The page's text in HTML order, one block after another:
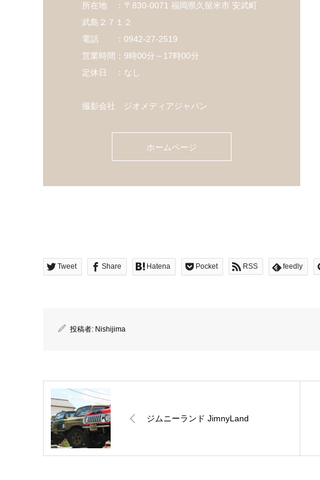
所在地 ：〒830-0071 福岡県久留米市 安武町
武島２７１２
電話 ：0942-27-2519
営業時間：9時00分～17時00分
定休日 ：なし
撮影会社 ジオメディアジャパン
ホームページ
Tweet Share Hatena Pocket RSS feedly
投稿者: Nishijima
ジムニーランド JimnyLand